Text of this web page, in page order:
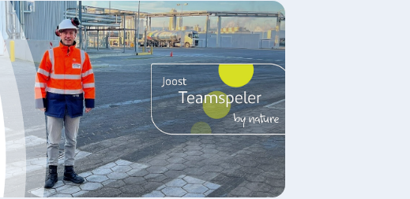
Onze merken
Onze verhalen
Contact